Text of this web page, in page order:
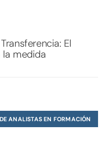
El
medida
ANALISTAS EN FORMACIÓN